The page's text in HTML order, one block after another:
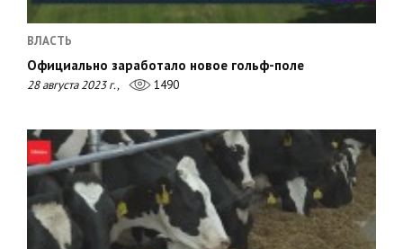
ВЛАСТЬ
Официально заработало новое гольф-поле
28 августа 2023 г., 1490